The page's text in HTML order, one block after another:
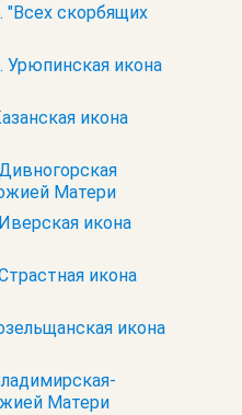
"Всех скорбящих
Урюпинская икона
икона
Матери
икона
икона
икона
Матери